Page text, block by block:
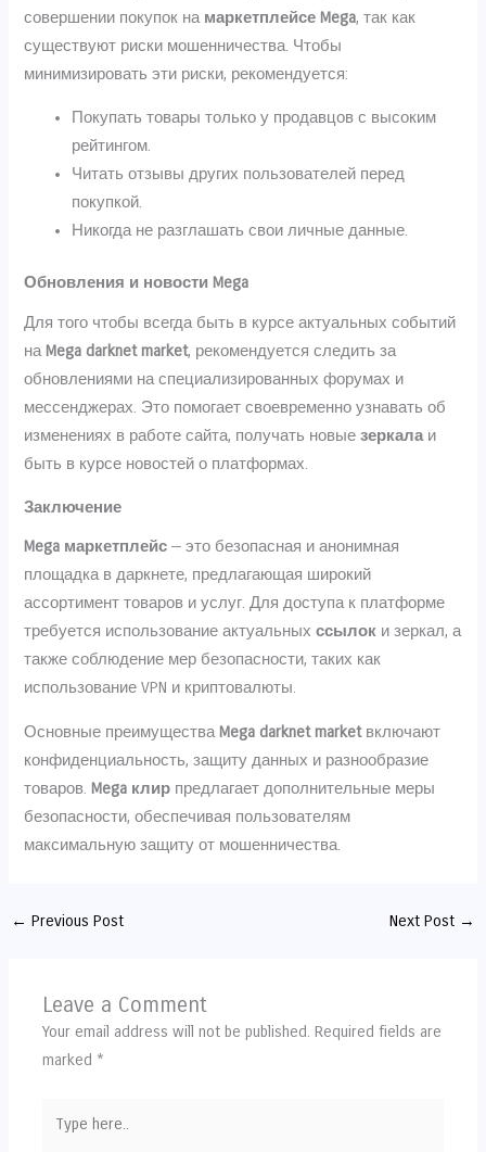
совершении покупок на маркетплейсе Mega, так как
существуют риски мошенничества. Чтобы
минимизировать эти риски, рекомендуется:
Покупать товары только у продавцов с высоким
рейтингом.
Читать отзывы других пользователей перед
покупкой.
Никогда не разглашать свои личные данные.
Обновления и новости Mega
Для того чтобы всегда быть в курсе актуальных событий
на Mega darknet market, рекомендуется следить за
обновлениями на специализированных форумах и
мессенджерах. Это помогает своевременно узнавать об
изменениях в работе сайта, получать новыезеркалаи
быть в курсе новостей о платформах.
Заключение
Mega маркетплейс — это безопасная и анонимная
площадка в даркнете, предлагающая широкий
ассортимент товаров и услуг. Для доступа к платформе
требуется использование актуальныхссылок и зеркал, а
также соблюдение мер безопасности, таких как
использование VPN и криптовалюты.
Основные преимущества Mega darknet marketвключают
конфиденциальность, защиту данных и разнообразие
товаров. Mega клир предлагает дополнительные меры
безопасности, обеспечивая пользователям
максимальную защиту от мошенничества.
← Previous Post Next Post →
Leave a Comment
Your email address will not be published. Required fields are
marked *